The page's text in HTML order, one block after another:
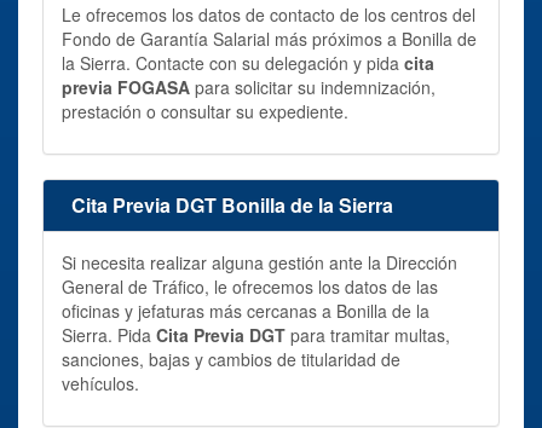
Le ofrecemos los datos de contacto de los centros del
Fondo de Garantía Salarial más próximos a Bonilla de
la Sierra. Contacte con su delegación y pida cita
previa FOGASA para solicitar su indemnización,
prestación o consultar su expediente.
Cita Previa DGT Bonilla de la Sierra
Si necesita realizar alguna gestión ante la Dirección
General de Tráfico, le ofrecemos los datos de las
oficinas y jefaturas más cercanas a Bonilla de la
Sierra. Pida Cita Previa DGT para tramitar multas,
sanciones, bajas y cambios de titularidad de
vehículos.